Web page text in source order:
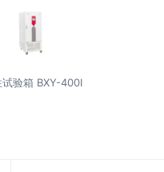
试验箱 BXY-400I